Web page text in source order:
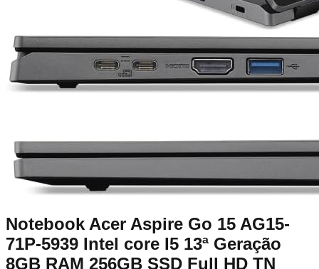
Notebook Acer Aspire Go 15 AG15-
71P-5939 Intel core I5 13ª Geração
8GB RAM 256GB SSD Full HD TN